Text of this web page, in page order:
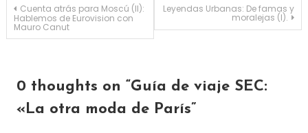
Navegación de entradas
Cuenta atrás para Moscú (II):
Hablemos de Eurovision con
Mauro Canut
Leyendas Urbanas: De famas y
moralejas (I).
0 thoughts on “Guía de viaje SEC:
«La otra moda de París”